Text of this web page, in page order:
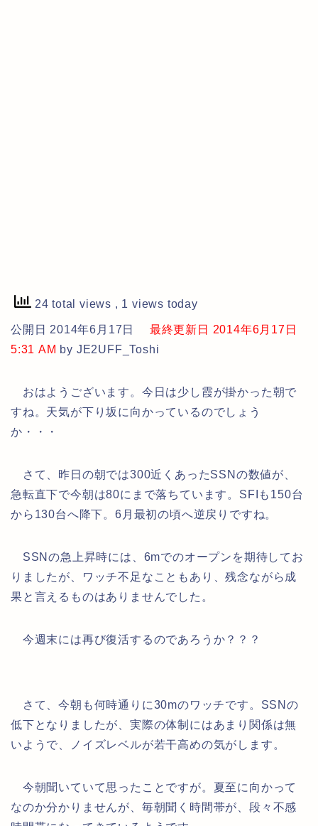
24 total views , 1 views today
公開日 2014年6月17日
最終更新日 2014年6月17日
5:31 AM by JE2UFF_Toshi
おはようございます。今日は少し霞が掛かった朝で
すね。天気が下り坂に向かっているのでしょう
か・・・
さて、昨日の朝では300近くあったSSNの数値が、
急転直下で今朝は80にまで落ちています。SFIも150台
から130台へ降下。6月最初の頃へ逆戻りですね。
SSNの急上昇時には、6mでのオープンを期待してお
りましたが、ワッチ不足なこともあり、残念ながら成
果と言えるものはありませんでした。
今週末には再び復活するのであろうか？？？
さて、今朝も何時通りに30mのワッチです。SSNの
低下となりましたが、実際の体制にはあまり関係は無
いようで、ノイズレベルが若干高めの気がします。
今朝聞いていて思ったことですが。夏至に向かって
なのか分かりませんが、毎朝聞く時間帯が、段々不感